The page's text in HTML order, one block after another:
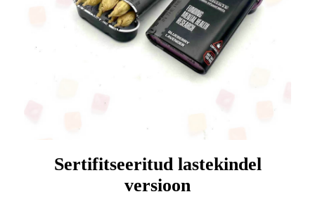
Sertifitseeritud lastekindel
versioon